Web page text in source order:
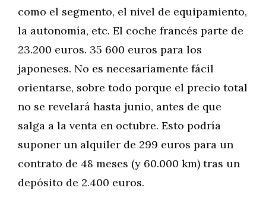
como el segmento, el nivel de equipamiento,
la autonomía, etc. El coche francés parte de
23.200 euros. 35 600 euros para los
japoneses. No es necesariamente fácil
orientarse, sobre todo porque el precio total
no se revelará hasta junio, antes de que
salga a la venta en octubre. Esto podría
suponer un alquiler de 299 euros para un
contrato de 48 meses (y 60.000 km) tras un
depósito de 2.400 euros.